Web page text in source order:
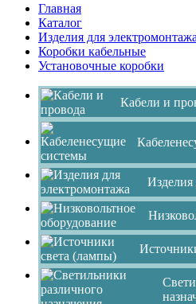
Главная
Каталог
Изделия для электромонтажа
Коробки кабельные
Установочные коробки
Кабели и
Изделия